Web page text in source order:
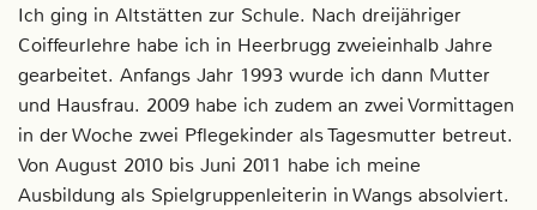
Ich ging in Altstätten zur Schule. Nach dreijähriger
Coiffeurlehre habe ich in Heerbrugg zweieinhalb Jahre
gearbeitet. Anfangs Jahr 1993 wurde ich dann Mutter
und Hausfrau. 2009 habe ich zudem an zwei Vormittagen
in der Woche zwei Pflegekinder als Tagesmutter betreut.
Von August 2010 bis Juni 2011 habe ich meine
Ausbildung als Spielgruppenleiterin in Wangs absolviert.